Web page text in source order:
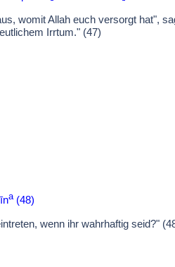
womit Allah euch versorgt hat",
Irrtum." (47)
a(48)
wenn ihr wahrhaftig seid?"